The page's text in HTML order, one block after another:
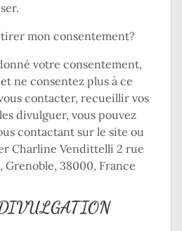
mon consentement?
votre consentement,
ne consentez plus à ce
contacter, recueillir vos
divulguer, vous pouvez
contactant sur le site ou
Charline Vendittelli 2 rue
Grenoble, 38000, France